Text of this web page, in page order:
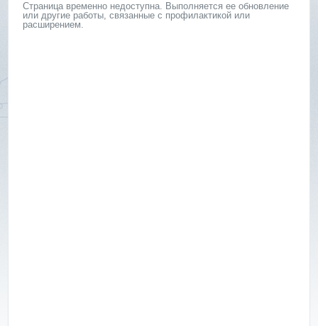
Страница временно недоступна. Выполняется ее обновление
или другие работы, связанные с профилактикой или
расширением.